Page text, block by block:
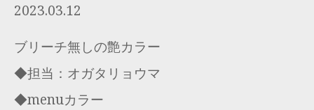
2023.03.12
ブリーチ無しの艶カラー
◆担当：オガタリョウマ
◆menuカラー